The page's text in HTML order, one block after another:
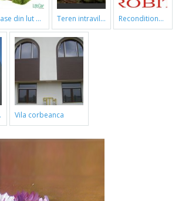
case din lut si paie teren intravilan reconditionari cazi de baie
vila corbeanca